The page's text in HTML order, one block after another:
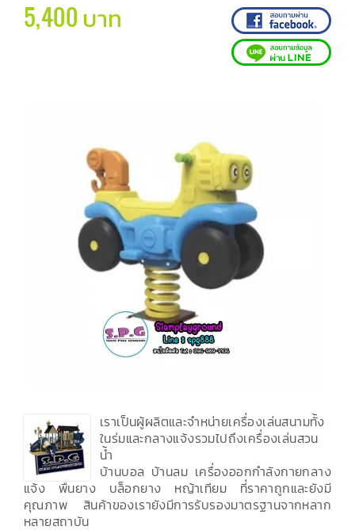
5,400 บาท
เราเป็นผู้ผลิตและจำหน่ายเครื่องเล่นสนามทั้ง
ในร่มและกลางแจ้งรวมไปถึงเครื่องเล่นสวน
น้ำ
บ้านบอล บ้านลม เครื่องออกกำลังกายกลาง
แจ้ง พื้นยาง บล็อกยาง หญ้าเทียม ที่ราคาถูกและยังมี
คุณภาพ สินค้าของเรายังมีการรับรองมาตรฐานจากหลาก
หลายสถาบัน